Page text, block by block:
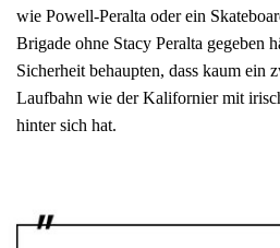
wie Powell-Peralta oder ein
Brigade ohne Stacy Peralta gegeben
Sicherheit behaupten, dass kaum ein
Laufbahn wie der Kalifornier mit
hinter sich hat.